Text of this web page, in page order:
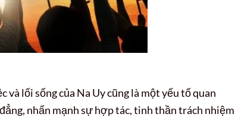
lối sống của Na Uy cũng là một yếu tố quan
nhấn mạnh sự hợp tác, tinh thần trách nhiệm